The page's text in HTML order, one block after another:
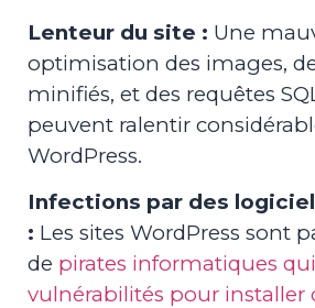
Lenteur du site : Une
optimisation des images,
minifiés, et des requêtes
peuvent ralentir
WordPress.
Infections par des
: Les sites WordPress sont
de pirates informatiques
vulnérabilités pour installer